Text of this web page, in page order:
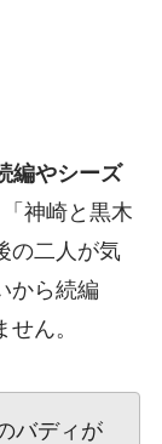
編やシーズ
神崎と黒木
の二人が気
から続編
ん。
バディが